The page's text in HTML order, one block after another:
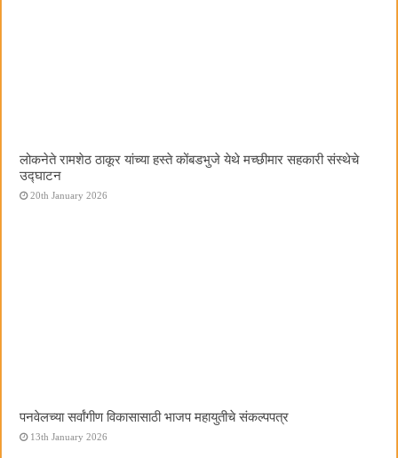
लोकनेते रामशेठ ठाकूर यांच्या हस्ते कोंबडभुजे येथे मच्छीमार सहकारी संस्थेचे
उद्घाटन
20th January 2026
पनवेलच्या सर्वांगीण विकासासाठी भाजप महायुतीचे संकल्पपत्र
13th January 2026